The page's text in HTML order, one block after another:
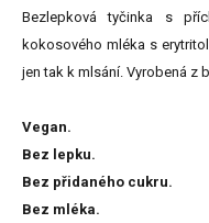
Bezlepková tyčinka s
kokosového mléka s
jen tak k mlsání. Vyrobená z
Vegan.
Bez lepku.
Bez přidaného cukru.
Bez mléka.